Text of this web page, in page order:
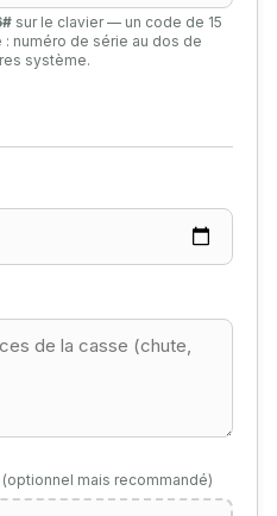
sur le clavier — un code de 15
numéro de série au dos de
système.
(optionnel mais recommandé)